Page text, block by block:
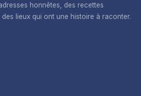
honnêtes, des recettes
lieux qui ont une histoire à raconter.